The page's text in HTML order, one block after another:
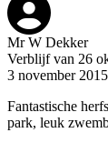
Mr W Dekker
Verblijf van 26
3 november 2015
Fantastische
park, leuk